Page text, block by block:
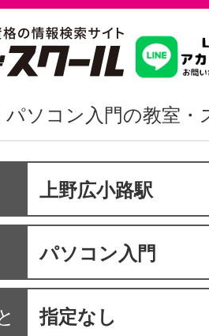
習いたいこ
スクールを
駅・路線か
通信講座を
パソコン入門の教室・
上野広小路駅
パソコン入門
指定なし